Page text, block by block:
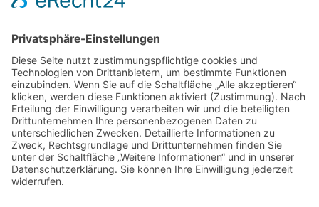
Räumlichkeiten im Kulturzentrum für einige ihrer Kurse.
> Hier finden Sie eine aktuelle Übersicht.
Newsletter
Über alle Konzerte und Kurse informiert bleiben?
Wenn Sie unseren Newsletter abonnieren, erhalten Sie Infos zu